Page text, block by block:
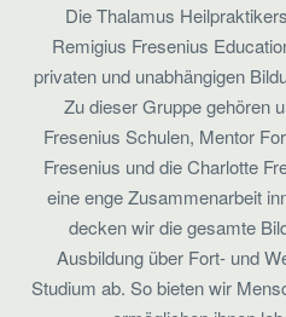
Die Thalamus
Remigius Fresenius
privaten und unabhängigen
Zu dieser Gruppe gehören
Fresenius Schulen, Mentor
Fresenius und die Charlotte
eine enge Zusammenarbeit
decken wir die gesamte
Ausbildung über Fort- und
Studium ab. So bieten wir